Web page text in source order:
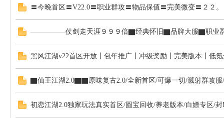
〓今晚首区〓V22.0〓职业群攻〓物品保值〓完美微变〓２２
—————仗剑走天涯９９９倍▇经典怀旧▇品牌大服▇职业
黑风江湖v22首区开放丨包年推广丨冲级奖励丨完美版本丨低
▇仙王江湖2.0▇▇原味复古2.0/全新首区/可爆一切/溅射群攻服
初恋江湖2.0独家玩法真实首区/圆宝回收/养老版本/白嫖专区/